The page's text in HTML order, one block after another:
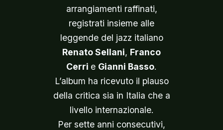
arrangiamenti raffinati,
registrati insieme alle
leggende del jazz italiano
Renato Sellani, Franco
Cerri e Gianni Basso.
L’album ha ricevuto il plauso
della critica sia in Italia che a
livello internazionale.
Per sette anni consecutivi,